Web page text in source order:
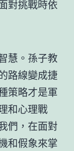
對挑戰時依
慧。孫子教
路線變成捷
策略才是軍
和心理戰
們，在面對
和假象來掌